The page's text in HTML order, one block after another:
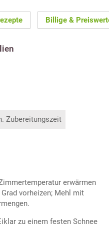
Billige &
Zubereitungszeit
erwärmen
vorheizen; Mehl mit
zu einem festen Schnee